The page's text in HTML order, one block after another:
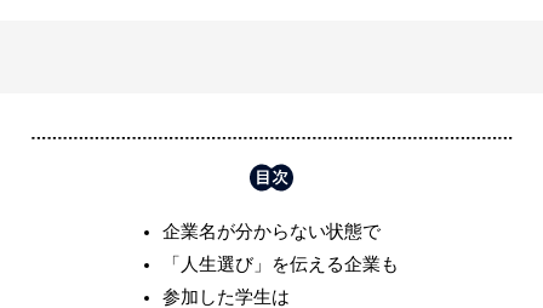
企業名が分からない状態で
「人生選び」を伝える企業も
参加した学生は